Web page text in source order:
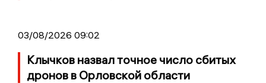
03/08/2026 09:02
Клычков назвал точное число сбитых
дронов в Орловской области